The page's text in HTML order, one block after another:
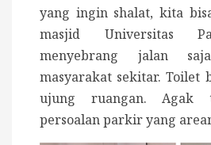
yang ingin shalat, kita
masjid Universitas
menyebrang jalan
masyarakat sekitar. Toilet
ujung ruangan.
persoalan parkir yang